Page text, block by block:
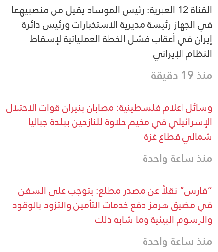
القناة 12 العبرية: رئيس الموساد يقيل من منصبيهما
في الجهاز رئيسة مديرية الاستخبارات ورئيس دائرة
إيران في أعقاب فشل الخطة العملياتية لإسقاط
النظام الإيراني
منذ 19 دقيقة
وسائل اعلام فلسطينية: مصابان بنيران قوات الاحتلال
الإسرائيلي في مخيم حلاوة للنازحين ببلدة جباليا
شمالي قطاع غزة
منذ ساعة واحدة
“فارس” نقلاً عن مصدر مطلع: يتوجب على السفن
في مضيق هرمز دفع خدمات التأمين والتزود بالوقود
والرسوم البيئية وما شابه ذلك
منذ ساعة واحدة